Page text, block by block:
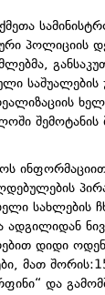
პოლიციის
საშუალების
სახლების
ადგილიდან
დიდი
მათ
და